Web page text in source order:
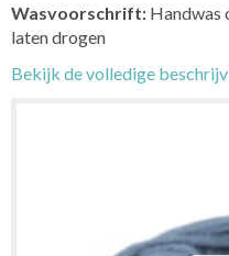
Wasvoorschrift: Handwas
laten drogen
Bekijk de volledige